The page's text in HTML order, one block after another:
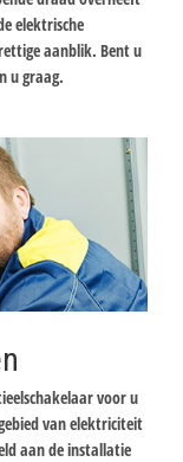
elektrische
aanblik. Bent u
u graag.
voor u
van elektriciteit
aan de installatie